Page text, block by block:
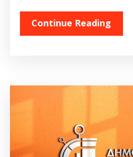
Continue Reading